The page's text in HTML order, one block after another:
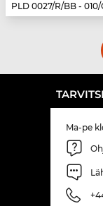
PLD 0027/R/BB - 010/
Ma-pe